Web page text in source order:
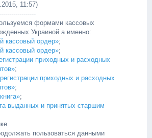
11:57)
формами кассовых
Украиной а именно:
кассовый ордер»;
кассовый ордер»;
приходных и расходных
;
приходных и расходных
;
;
выданных и принятых старшим
пользоваться данными